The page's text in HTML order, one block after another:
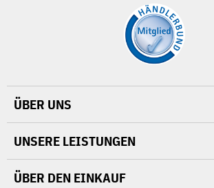
ÜBER UNS
UNSERE LEISTUNGEN
ÜBER DEN EINKAUF